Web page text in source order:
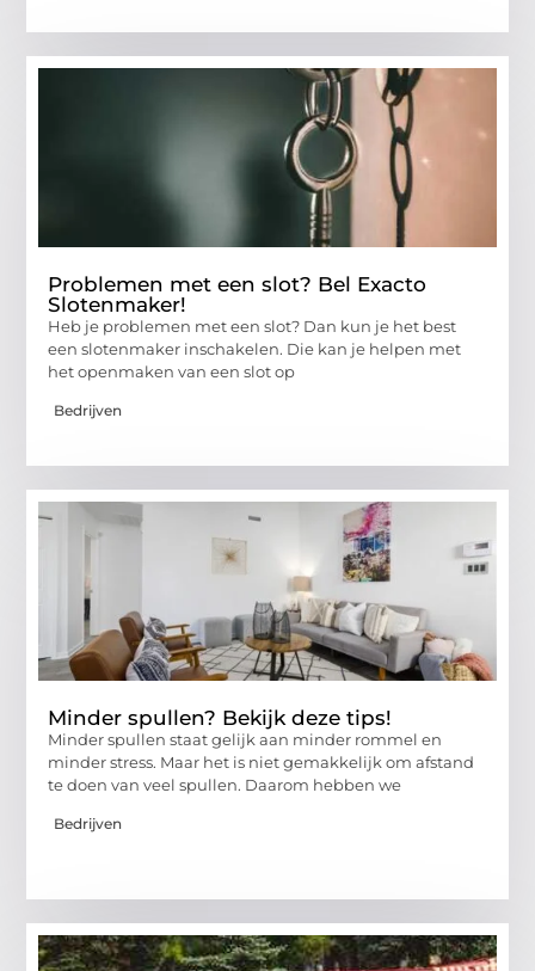
Problemen met een slot? Bel Exacto
Slotenmaker!
Heb je problemen met een slot? Dan kun je het best
een slotenmaker inschakelen. Die kan je helpen met
het openmaken van een slot op
Bedrijven
Minder spullen? Bekijk deze tips!
Minder spullen staat gelijk aan minder rommel en
minder stress. Maar het is niet gemakkelijk om afstand
te doen van veel spullen. Daarom hebben we
Bedrijven